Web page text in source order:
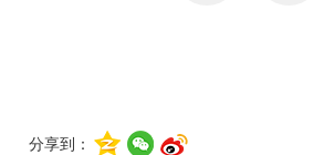
分享到：